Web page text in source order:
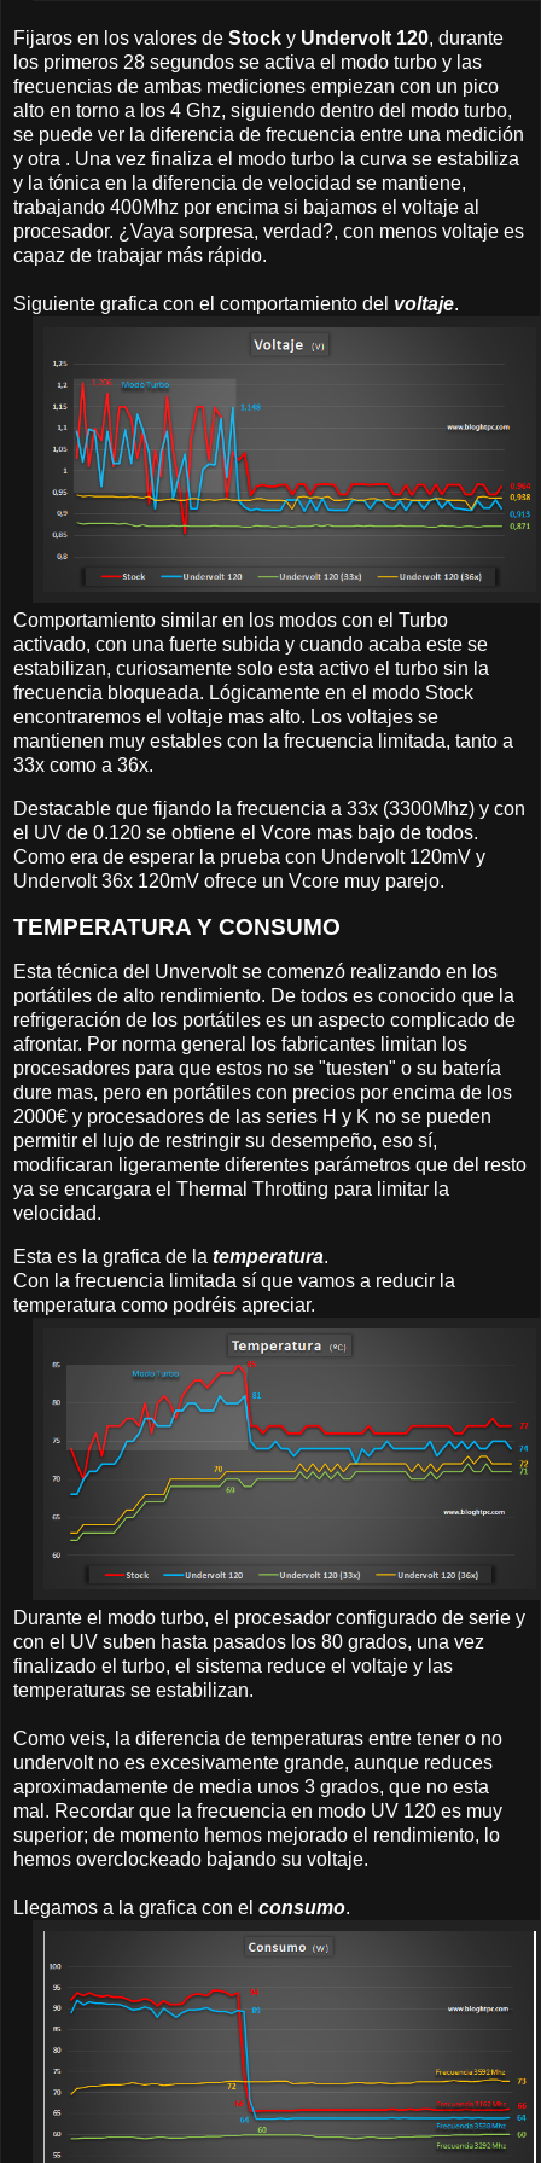
Fijaros en los valores de Stock y Undervolt 120, durante
los primeros 28 segundos se activa el modo turbo y las
frecuencias de ambas mediciones empiezan con un pico
alto en torno a los 4 Ghz, siguiendo dentro del modo turbo,
se puede ver la diferencia de frecuencia entre una medición
y otra . Una vez finaliza el modo turbo la curva se estabiliza
y la tónica en la diferencia de velocidad se mantiene,
trabajando 400Mhz por encima si bajamos el voltaje al
procesador. ¿Vaya sorpresa, verdad?, con menos voltaje es
capaz de trabajar más rápido.
Siguiente grafica con el comportamiento del voltaje.
Comportamiento similar en los modos con el Turbo
activado, con una fuerte subida y cuando acaba este se
estabilizan, curiosamente solo esta activo el turbo sin la
frecuencia bloqueada. Lógicamente en el modo Stock
encontraremos el voltaje mas alto. Los voltajes se
mantienen muy estables con la frecuencia limitada, tanto a
33x como a 36x.
Destacable que fijando la frecuencia a 33x (3300Mhz) y con
el UV de 0.120 se obtiene el Vcore mas bajo de todos.
Como era de esperar la prueba con Undervolt 120mV y
Undervolt 36x 120mV ofrece un Vcore muy parejo.
TEMPERATURA Y CONSUMO
Esta técnica del Unvervolt se comenzó realizando en los
portátiles de alto rendimiento. De todos es conocido que la
refrigeración de los portátiles es un aspecto complicado de
afrontar. Por norma general los fabricantes limitan los
procesadores para que estos no se "tuesten" o su batería
dure mas, pero en portátiles con precios por encima de los
2000€ y procesadores de las series H y K no se pueden
permitir el lujo de restringir su desempeño, eso sí,
modificaran ligeramente diferentes parámetros que del resto
ya se encargara el Thermal Throtting para limitar la
velocidad.
Esta es la grafica de la temperatura.
Con la frecuencia limitada sí que vamos a reducir la
temperatura como podréis apreciar.
Durante el modo turbo, el procesador configurado de serie y
con el UV suben hasta pasados los 80 grados, una vez
finalizado el turbo, el sistema reduce el voltaje y las
temperaturas se estabilizan.
Como veis, la diferencia de temperaturas entre tener o no
undervolt no es excesivamente grande, aunque reduces
aproximadamente de media unos 3 grados, que no esta
mal. Recordar que la frecuencia en modo UV 120 es muy
superior; de momento hemos mejorado el rendimiento, lo
hemos overclockeado bajando su voltaje.
Llegamos a la grafica con el consumo.